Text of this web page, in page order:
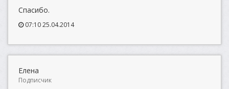
Спасибо.
07:10 25.04.2014
Елена
Подписчик